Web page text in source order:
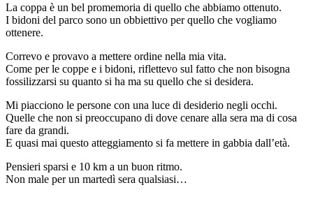
La coppa è un bel promemoria di quello che abbiamo ottenuto.
I bidoni del parco sono un obbiettivo per quello che vogliamo
ottenere.
Correvo e provavo a mettere ordine nella mia vita.
Come per le coppe e i bidoni, riflettevo sul fatto che non bisogna
fossilizzarsi su quanto si ha ma su quello che si desidera.
Mi piacciono le persone con una luce di desiderio negli occhi.
Quelle che non si preoccupano di dove cenare alla sera ma di cosa
fare da grandi.
E quasi mai questo atteggiamento si fa mettere in gabbia dall’età.
Pensieri sparsi e 10 km a un buon ritmo.
Non male per un martedì sera qualsiasi…